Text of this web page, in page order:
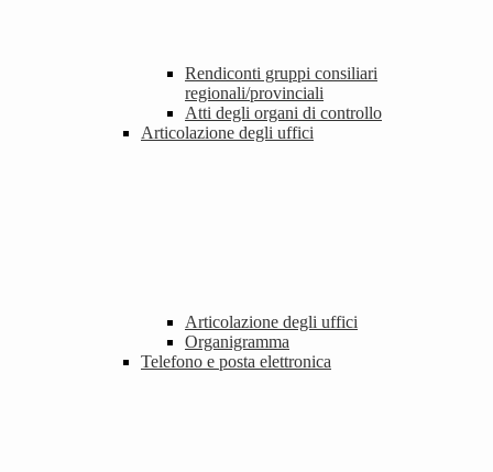
Rendiconti gruppi consiliari
regionali/provinciali
Atti degli organi di controllo
Articolazione degli uffici
Articolazione degli uffici
Organigramma
Telefono e posta elettronica